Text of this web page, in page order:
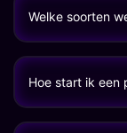
Welke soorten
Hoe start ik een